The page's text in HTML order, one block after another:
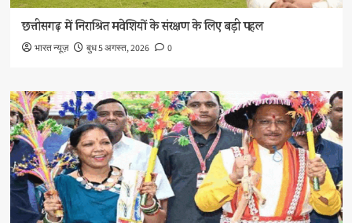
छत्तीसगढ़ में निराश्रित मवेशियों के संरक्षण के लिए बड़ी पहल
भारत न्यूज़ बुध 5 अगस्त, 2026 0